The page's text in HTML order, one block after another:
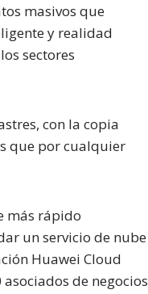
masivos que
y realidad
sectores
con la copia
que por cualquier
más rápido
un servicio de nube
Huawei Cloud
de negocios